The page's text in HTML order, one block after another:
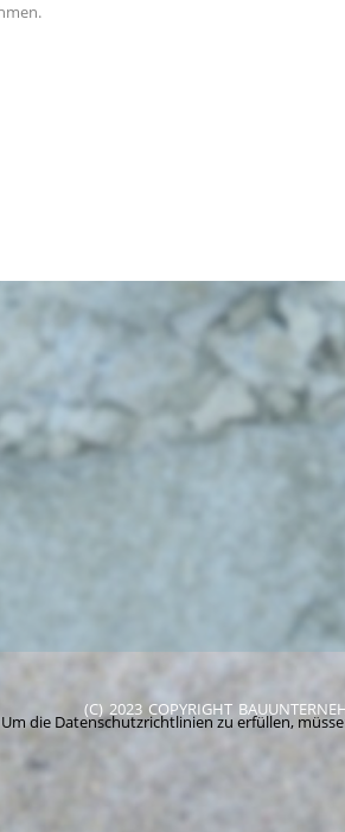
(C) 2023 COPYRIGHT
die Datenschutzrichtlinien zu erfüllen,